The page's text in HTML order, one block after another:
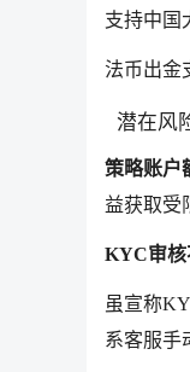
支持中国
法币出金
潜在风
策略账户
益获取受
KYC审核
虽宣称
系客服手